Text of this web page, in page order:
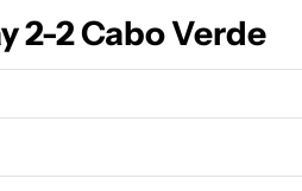
2-2 Cabo Verde